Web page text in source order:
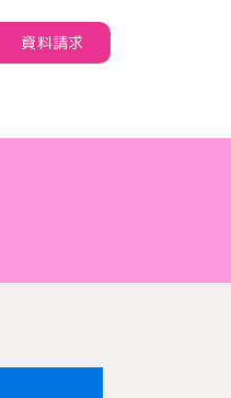
資料請求